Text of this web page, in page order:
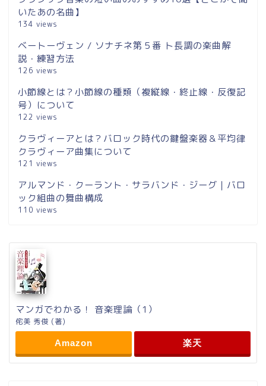
いたあの名曲】
134 views
ベートーヴェン / ソナチネ第５番 ト長調の楽曲解
説・練習方法
126 views
小節線とは？小節線の種類（複縦線・終止線・反復記
号）について
122 views
クラヴィーアとは？バロック時代の鍵盤楽器＆平均律
クラヴィーア曲集について
121 views
アルマンド・クーラント・サラバンド・ジーグ｜バロ
ック組曲の舞曲構成
110 views
マンガでわかる！ 音楽理論（1）
侘美 秀俊 (著)
Amazon 楽天